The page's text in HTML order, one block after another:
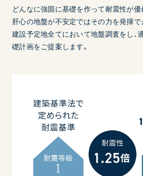
どんなに強固に基礎を作って耐震性が優
肝心の地盤が不安定ではその力を発揮で
建設予定地全てにおいて地盤調査をし､
礎計画をご提案します｡